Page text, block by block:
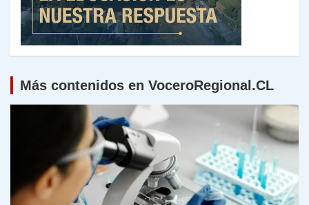
Más contenidos en VoceroRegional.CL